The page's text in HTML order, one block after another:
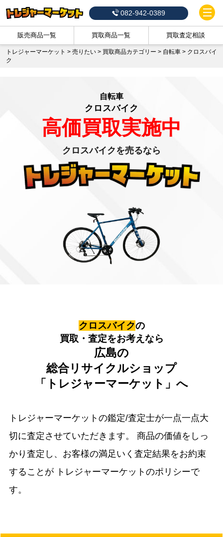
082-942-0389
販売商品一覧 買取商品一覧 買取査定相談
トレジャーマーケット > 売りたい > 買取商品カテゴリー > 自転車 > クロスバイ
ク
自転車
クロスバイク
高価買取実施中
クロスバイクを売るなら
クロスバイクの
買取・査定をお考えなら
広島の
総合リサイクルショップ
「トレジャーマーケット」へ
トレジャーマーケットの鑑定/査定士が一点一点大
切に査定させていただきます。
商品の価値をしっ
かり査定し、お客様の満足いく査定結果をお約束
することが トレジャーマーケットのポリシーで
す。